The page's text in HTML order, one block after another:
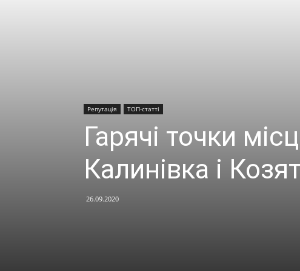
Репутація ТОП-статті
Гарячі точки
Калинівка і
26.09.2020